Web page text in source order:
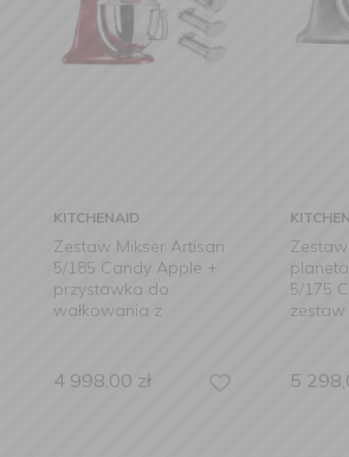
KITCHENAID
Zestaw Mikser Artisan
5/185 Candy Apple +
przystawka do
wałkowania z
4 998,00 zł
5/175
5